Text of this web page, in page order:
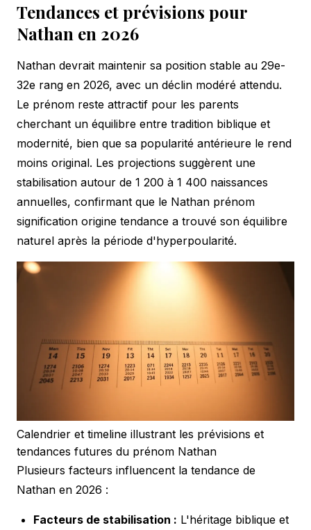
Tendances et prévisions pour
Nathan en 2026
Nathan devrait maintenir sa position stable au 29e-
32e rang en 2026, avec un déclin modéré attendu.
Le prénom reste attractif pour les parents
cherchant un équilibre entre tradition biblique et
modernité, bien que sa popularité antérieure le rend
moins original. Les projections suggèrent une
stabilisation autour de 1 200 à 1 400 naissances
annuelles, confirmant que le Nathan prénom
signification origine tendance a trouvé son équilibre
naturel après la période d'hyperpoularité.
Calendrier et timeline illustrant les prévisions et
tendances futures du prénom Nathan
Plusieurs facteurs influencent la tendance de
Nathan en 2026 :
Facteurs de stabilisation : L'héritage biblique et